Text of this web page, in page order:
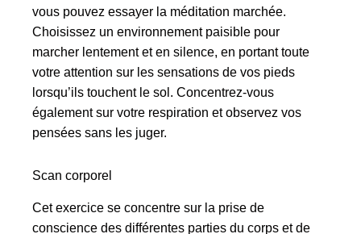
vous pouvez essayer la méditation marchée.
Choisissez un environnement paisible pour
marcher lentement et en silence, en portant toute
votre attention sur les sensations de vos pieds
lorsqu’ils touchent le sol. Concentrez-vous
également sur votre respiration et observez vos
pensées sans les juger.
Scan corporel
Cet exercice se concentre sur la prise de
conscience des différentes parties du corps et de